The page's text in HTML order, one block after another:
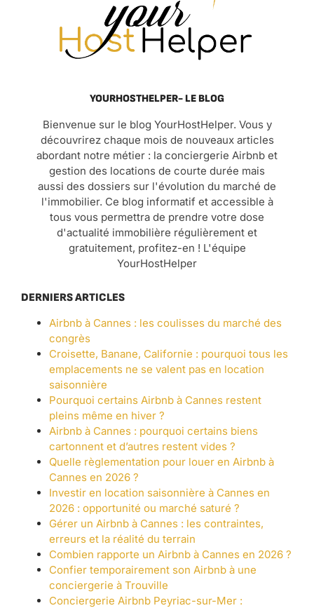
YOURHOSTHELPER- LE BLOG
Bienvenue sur le blog YourHostHelper. Vous y
découvrirez chaque mois de nouveaux articles
abordant notre métier : la conciergerie Airbnb et
gestion des locations de courte durée mais
aussi des dossiers sur l'évolution du marché de
l'immobilier. Ce blog informatif et accessible à
tous vous permettra de prendre votre dose
d'actualité immobilière régulièrement et
gratuitement, profitez-en ! L'équipe
YourHostHelper
DERNIERS ARTICLES
Airbnb à Cannes : les coulisses du marché des
congrès
Croisette, Banane, Californie : pourquoi tous les
emplacements ne se valent pas en location
saisonnière
Pourquoi certains Airbnb à Cannes restent
pleins même en hiver ?
Airbnb à Cannes : pourquoi certains biens
cartonnent et d’autres restent vides ?
Quelle règlementation pour louer en Airbnb à
Cannes en 2026 ?
Investir en location saisonnière à Cannes en
2026 : opportunité ou marché saturé ?
Gérer un Airbnb à Cannes : les contraintes,
erreurs et la réalité du terrain
Combien rapporte un Airbnb à Cannes en 2026 ?
Confier temporairement son Airbnb à une
conciergerie à Trouville
Conciergerie Airbnb Peyriac-sur-Mer :